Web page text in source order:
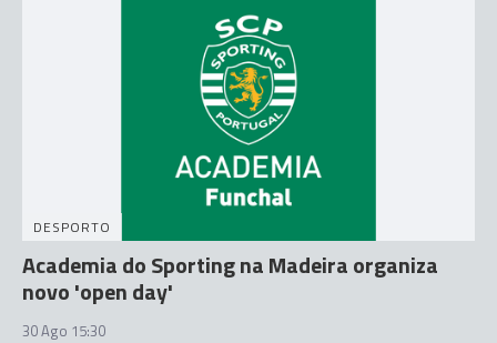
DESPORTO
Academia do Sporting na Madeira organiza
novo 'open day'
30 Ago 15:30